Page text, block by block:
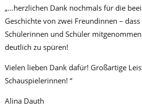
„…herzlichen Dank nochmals für die
Geschichte von zwei Freundinnen –
Schülerinnen und Schüler
deutlich zu spüren!
Vielen lieben Dank dafür! Großartige
Schauspielerinnen! “
Alina Dauth